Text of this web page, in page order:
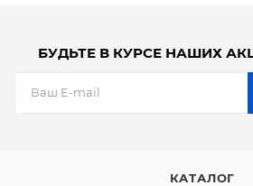
БУДЬТЕ В КУРСЕ НАШИХ
КАТАЛОГ